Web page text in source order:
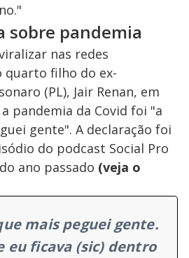
sobre pandemia
nas redes
quarto filho do ex-
(PL), Jair Renan, em
pandemia da Covid foi "a
gente". A declaração foi
do podcast Social Pro
ano passado (veja o
mais peguei gente.
eu ficava (sic) dentro